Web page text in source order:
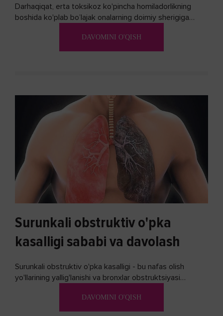
Darhaqiqat, erta toksikoz ko'pincha homiladorlikning
boshida ko'plab bo’lajak onalarning doimiy sherigiga
biron bir usuli bormi?DAVOMINI O'QISH
Surunkali obstruktiv o'pka
kasalligi sababi va davolash
Surunkali obstruktiv o'pka kasalligi - bu nafas olish
yo'llarining yallig'lanishi va bronxlar obstruktsiyasi
DAVOMINI O'QISH